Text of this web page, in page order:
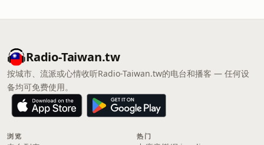
Radio-Taiwan.tw
按城市、流派或心情收听Radio-Taiwan.tw的电台和播客 — 任何设
备均可免费使用。
浏览 热门